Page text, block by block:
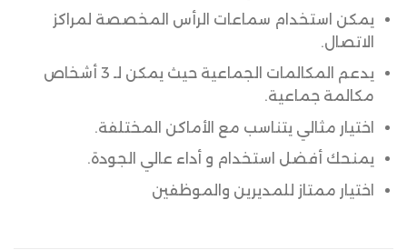
يمكن استخدام سماعات الرأس المخصصة لمراكز
الاتصال.
يدعم المكالمات الجماعية حيث يمكن لـ 3 أشخاص
مكالمة جماعية.
اختيار مثالي يتناسب مع الأماكن المختلفة.
يمنحك أفضل استخدام و أداء عالي الجودة.
اختيار ممتاز للمديرين والموظفين